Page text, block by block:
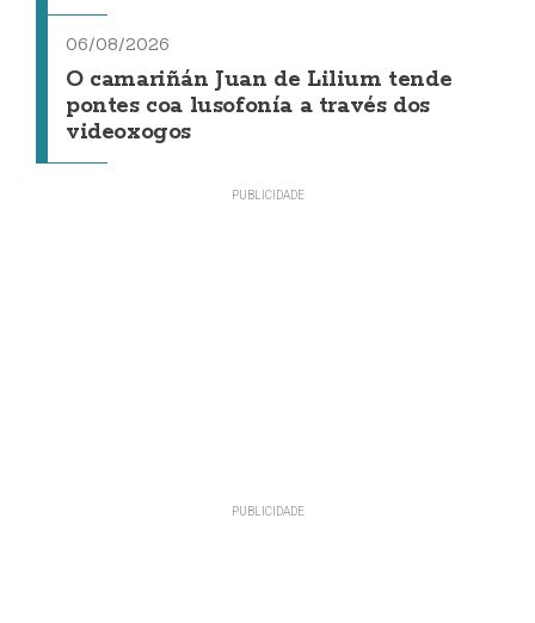
06/08/2026
O camariñán Juan de Lilium tende
pontes coa lusofonía a través dos
videoxogos